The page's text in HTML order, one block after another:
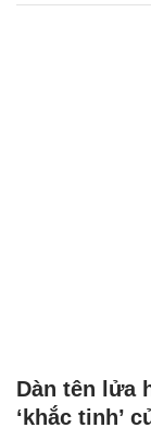
Dàn tên lửa
‘khắc tinh’